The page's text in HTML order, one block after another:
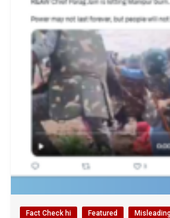
Fact Check hi Featured